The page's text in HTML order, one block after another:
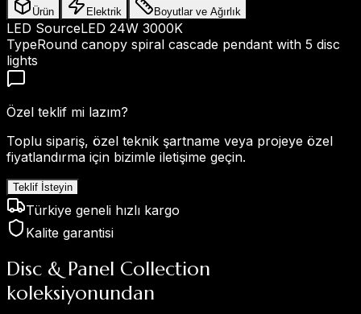
Ürün Elektrik Boyutlar ve Ağırlık
LED SourceLED 24W 3000K
TypeRound canopy spiral cascade pendant with 5 disc
lights
Özel teklif mi lazım?
Toplu sipariş, özel teknik şartname veya projeye özel
fiyatlandırma için bizimle iletişime geçin.
Teklif İsteyin
Türkiye geneli hızlı kargo
Kalite garantisi
Disc & Panel Collection
koleksiyonundan